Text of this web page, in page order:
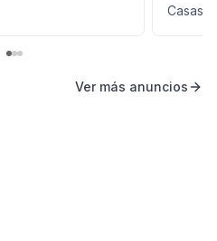
Casas
Ver más anuncios